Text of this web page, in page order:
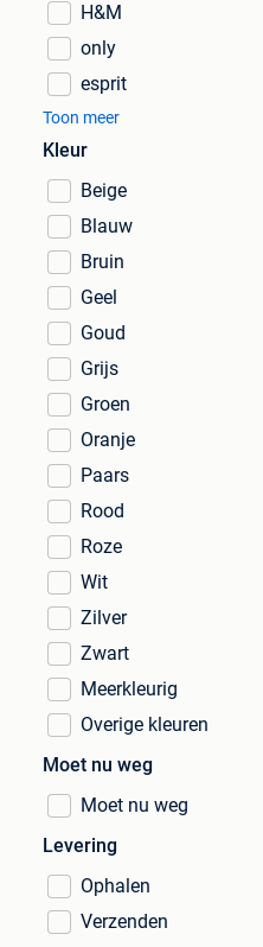
H&M
only
esprit
Toon meer
Kleur
Beige
Blauw
Bruin
Geel
Goud
Grijs
Groen
Oranje
Paars
Rood
Roze
Wit
Zilver
Zwart
Meerkleurig
Overige kleuren
Moet nu weg
Moet nu weg
Levering
Ophalen
Verzenden